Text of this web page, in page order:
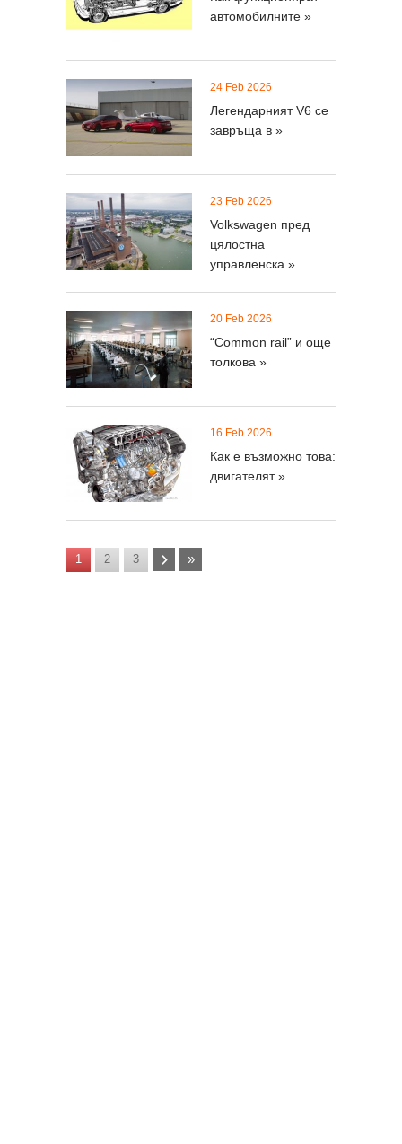
автомобилните »
24 Feb 2026
Легендарният V6 се
завръща в »
23 Feb 2026
Volkswagen пред
цялостна
управленска »
20 Feb 2026
“Common rail” и още
толкова »
16 Feb 2026
Как е възможно това:
двигателят »
1 2 3 »